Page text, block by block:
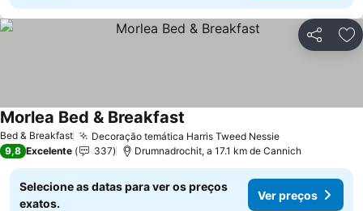
Partilhar
Bed & Breakfast Decoração temática Harris Tweed Nessie
Morlea Bed & Breakfast
9,8 Excelente 337 Drumnadrochit, a 17.1 km de Cannich
Selecione as datas para ver os preços
exatos.
Ver preços